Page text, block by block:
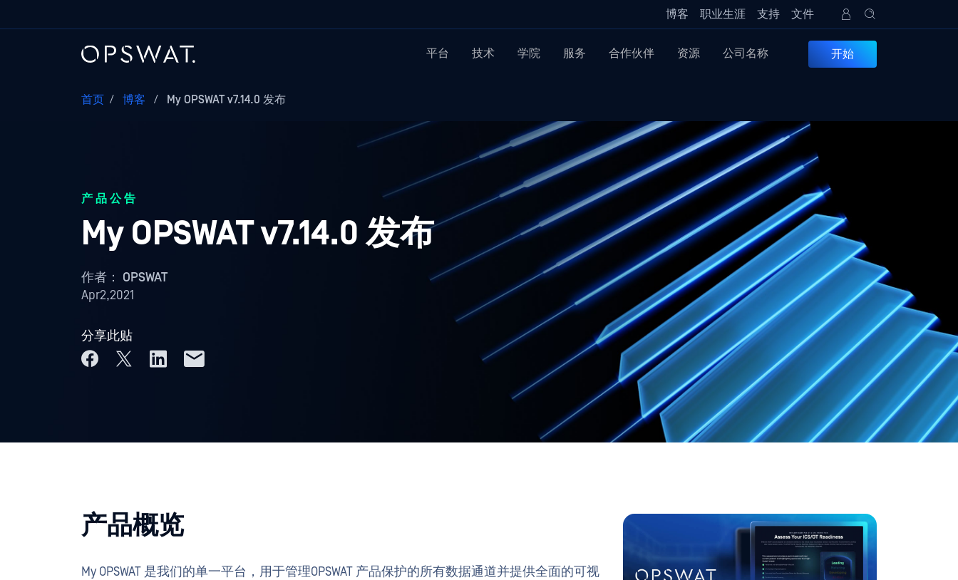
博客 职业生涯 支持 文件
平台 技术 学院 服务 合作伙伴 资源 公司名称 开始
首页 / 博客 / My OPSWAT v7.14.0 发布
产品公告
My OPSWAT v7.14.0 发布
作者： OPSWAT
Apr2,2021
分享此贴
产品概览
My OPSWAT 是我们的单一平台，用于管理OPSWAT 产品保护的所有数据通道并提供全面的可视